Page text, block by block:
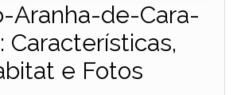
Aranha-de-Cara-
Características,
e Fotos